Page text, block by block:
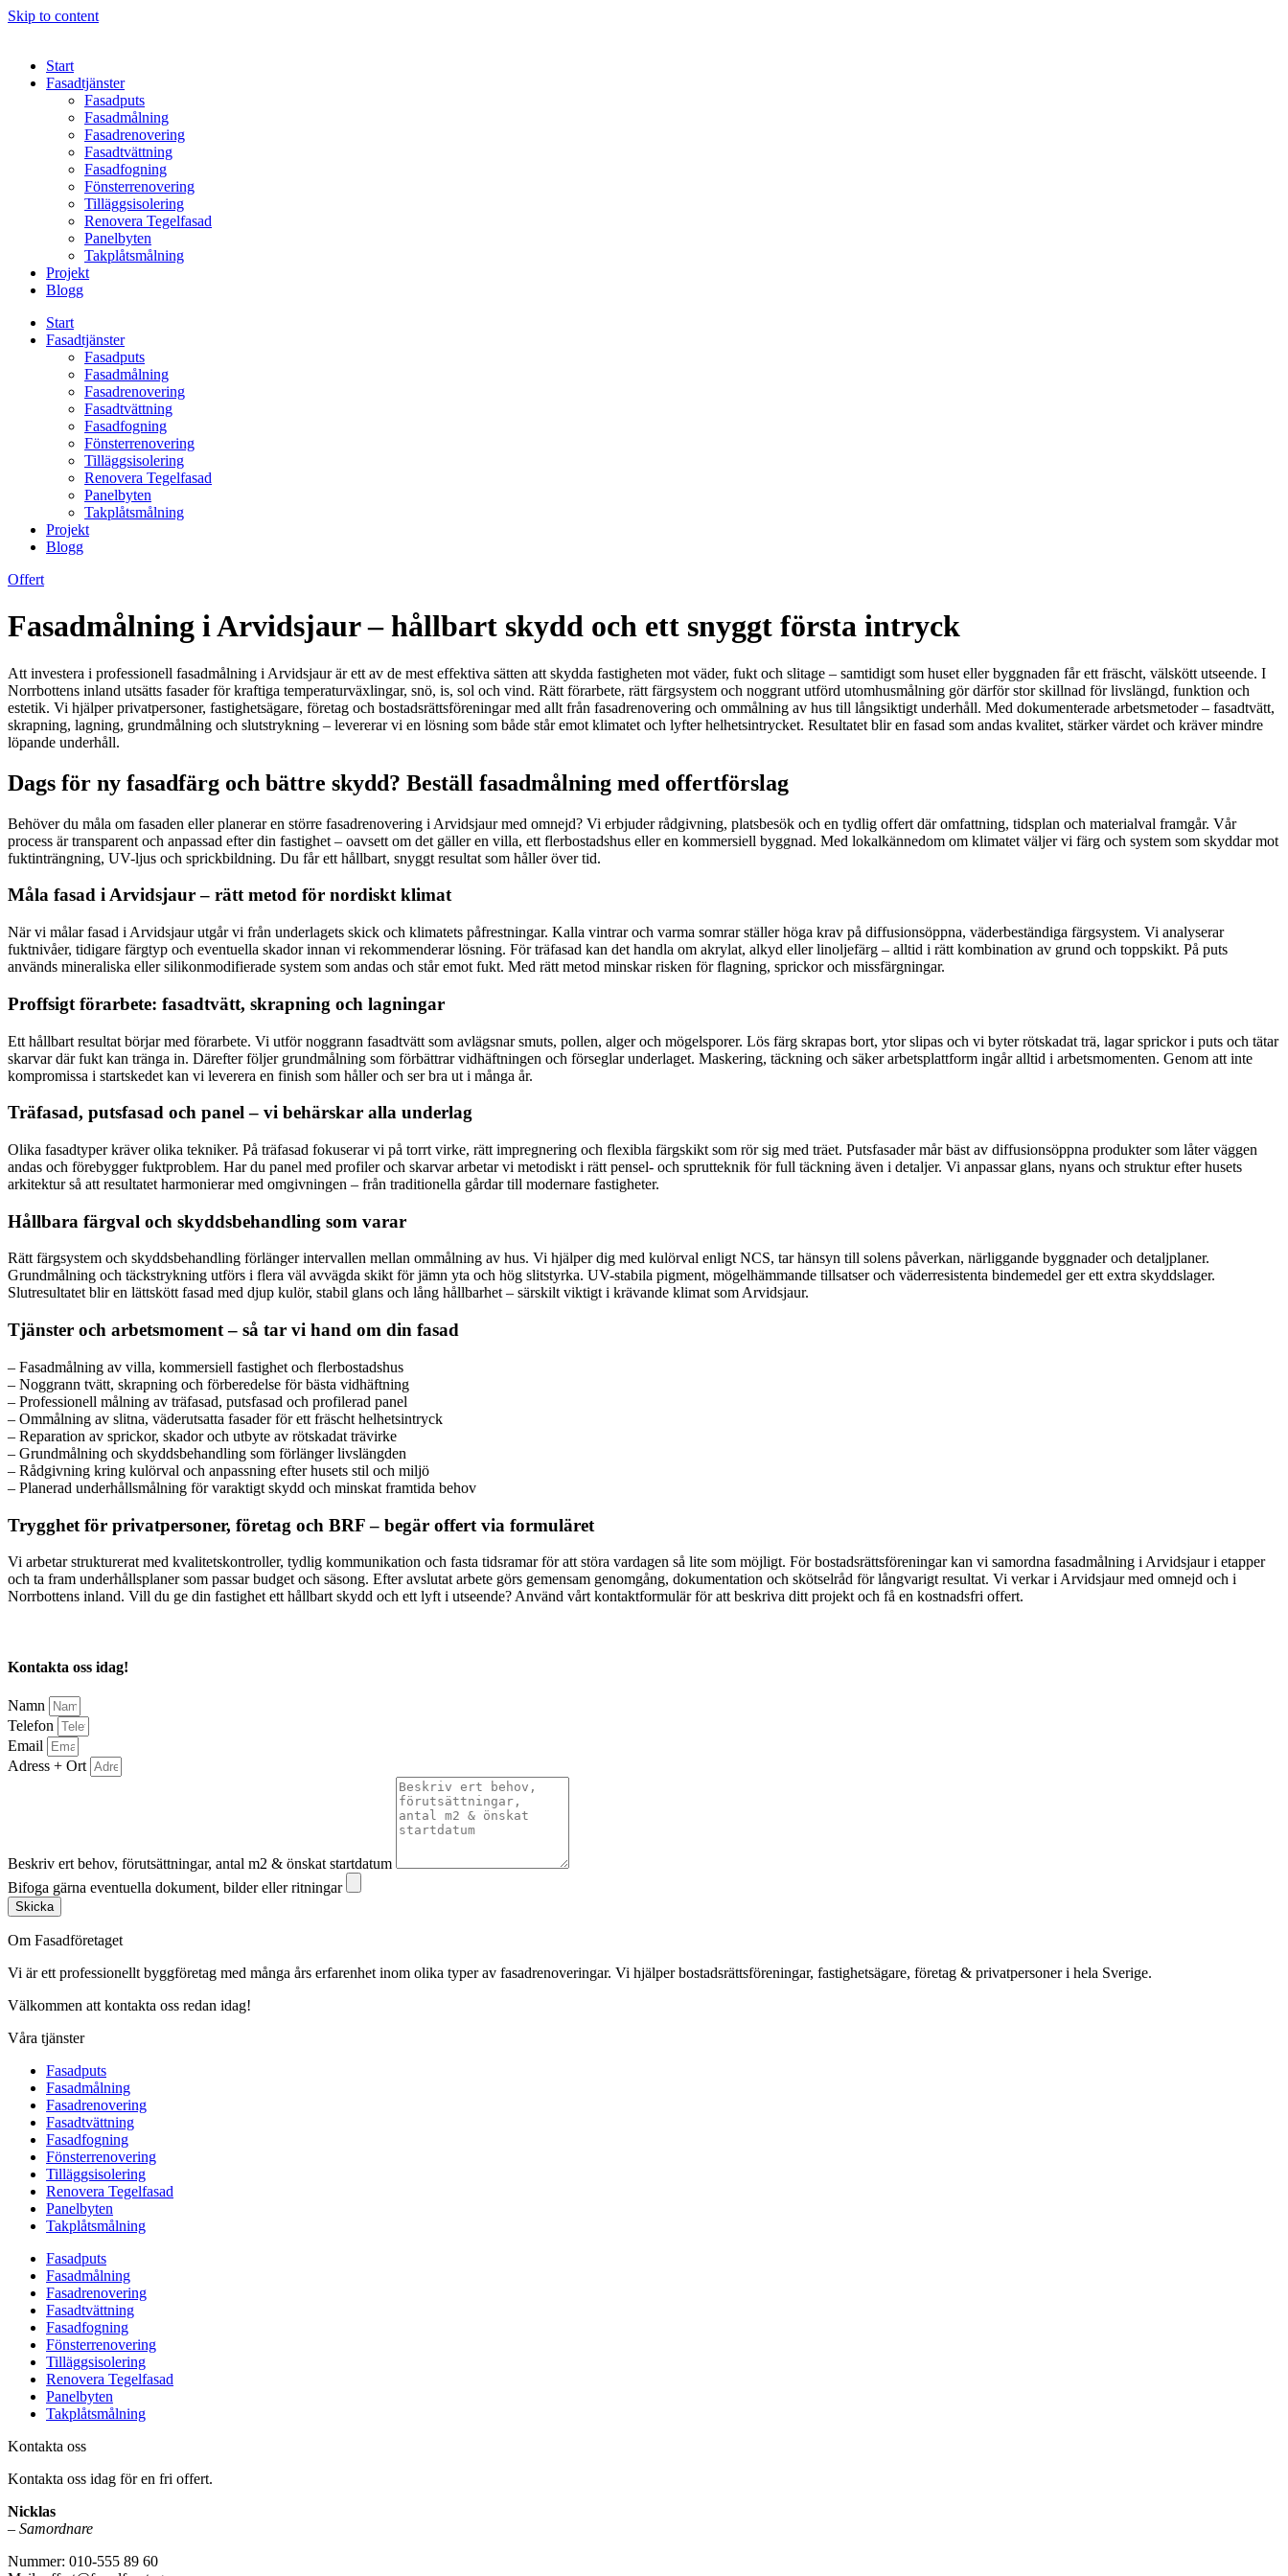
Skip to content
Start
Fasadtjänster
Fasadputs
Fasadmålning
Fasadrenovering
Fasadtvättning
Fasadfogning
Fönsterrenovering
Tilläggsisolering
Renovera Tegelfasad
Panelbyten
Takplåtsmålning
Projekt
Blogg
Start
Fasadtjänster
Fasadputs
Fasadmålning
Fasadrenovering
Fasadtvättning
Fasadfogning
Fönsterrenovering
Tilläggsisolering
Renovera Tegelfasad
Panelbyten
Takplåtsmålning
Projekt
Blogg
Offert
Fasadmålning i Arvidsjaur – hållbart skydd och ett snyggt första intryck
Att investera i professionell fasadmålning i Arvidsjaur är ett av de mest effektiva sätten att skydda fastigheten mot väder, fukt och slitage – samtidigt som huset eller byggnaden får ett fräscht, välskött utseende. I
Norrbottens inland utsätts fasader för kraftiga temperaturväxlingar, snö, is, sol och vind. Rätt förarbete, rätt färgsystem och noggrant utförd utomhusmålning gör därför stor skillnad för livslängd, funktion och
estetik. Vi hjälper privatpersoner, fastighetsägare, företag och bostadsrättsföreningar med allt från fasadrenovering och ommålning av hus till långsiktigt underhåll. Med dokumenterade arbetsmetoder – fasadtvätt,
skrapning, lagning, grundmålning och slutstrykning – levererar vi en lösning som både står emot klimatet och lyfter helhetsintrycket. Resultatet blir en fasad som andas kvalitet, stärker värdet och kräver mindre
löpande underhåll.
Dags för ny fasadfärg och bättre skydd? Beställ fasadmålning med offertförslag
Behöver du måla om fasaden eller planerar en större fasadrenovering i Arvidsjaur med omnejd? Vi erbjuder rådgivning, platsbesök och en tydlig offert där omfattning, tidsplan och materialval framgår. Vår
process är transparent och anpassad efter din fastighet – oavsett om det gäller en villa, ett flerbostadshus eller en kommersiell byggnad. Med lokalkännedom om klimatet väljer vi färg och system som skyddar mot
fuktinträngning, UV-ljus och sprickbildning. Du får ett hållbart, snyggt resultat som håller över tid.
Måla fasad i Arvidsjaur – rätt metod för nordiskt klimat
När vi målar fasad i Arvidsjaur utgår vi från underlagets skick och klimatets påfrestningar. Kalla vintrar och varma somrar ställer höga krav på diffusionsöppna, väderbeständiga färgsystem. Vi analyserar
fuktnivåer, tidigare färgtyp och eventuella skador innan vi rekommenderar lösning. För träfasad kan det handla om akrylat, alkyd eller linoljefärg – alltid i rätt kombination av grund och toppskikt. På puts
används mineraliska eller silikonmodifierade system som andas och står emot fukt. Med rätt metod minskar risken för flagning, sprickor och missfärgningar.
Proffsigt förarbete: fasadtvätt, skrapning och lagningar
Ett hållbart resultat börjar med förarbete. Vi utför noggrann fasadtvätt som avlägsnar smuts, pollen, alger och mögelsporer. Lös färg skrapas bort, ytor slipas och vi byter rötskadat trä, lagar sprickor i puts och tätar
skarvar där fukt kan tränga in. Därefter följer grundmålning som förbättrar vidhäftningen och förseglar underlaget. Maskering, täckning och säker arbetsplattform ingår alltid i arbetsmomenten. Genom att inte
kompromissa i startskedet kan vi leverera en finish som håller och ser bra ut i många år.
Träfasad, putsfasad och panel – vi behärskar alla underlag
Olika fasadtyper kräver olika tekniker. På träfasad fokuserar vi på torrt virke, rätt impregnering och flexibla färgskikt som rör sig med träet. Putsfasader mår bäst av diffusionsöppna produkter som låter väggen
andas och förebygger fuktproblem. Har du panel med profiler och skarvar arbetar vi metodiskt i rätt pensel- och sprutteknik för full täckning även i detaljer. Vi anpassar glans, nyans och struktur efter husets
arkitektur så att resultatet harmonierar med omgivningen – från traditionella gårdar till modernare fastigheter.
Hållbara färgval och skyddsbehandling som varar
Rätt färgsystem och skyddsbehandling förlänger intervallen mellan ommålning av hus. Vi hjälper dig med kulörval enligt NCS, tar hänsyn till solens påverkan, närliggande byggnader och detaljplaner.
Grundmålning och täckstrykning utförs i flera väl avvägda skikt för jämn yta och hög slitstyrka. UV-stabila pigment, mögelhämmande tillsatser och väderresistenta bindemedel ger ett extra skyddslager.
Slutresultatet blir en lättskött fasad med djup kulör, stabil glans och lång hållbarhet – särskilt viktigt i krävande klimat som Arvidsjaur.
Tjänster och arbetsmoment – så tar vi hand om din fasad
– Fasadmålning av villa, kommersiell fastighet och flerbostadshus
– Noggrann tvätt, skrapning och förberedelse för bästa vidhäftning
– Professionell målning av träfasad, putsfasad och profilerad panel
– Ommålning av slitna, väderutsatta fasader för ett fräscht helhetsintryck
– Reparation av sprickor, skador och utbyte av rötskadat trävirke
– Grundmålning och skyddsbehandling som förlänger livslängden
– Rådgivning kring kulörval och anpassning efter husets stil och miljö
– Planerad underhållsmålning för varaktigt skydd och minskat framtida behov
Trygghet för privatpersoner, företag och BRF – begär offert via formuläret
Vi arbetar strukturerat med kvalitetskontroller, tydlig kommunikation och fasta tidsramar för att störa vardagen så lite som möjligt. För bostadsrättsföreningar kan vi samordna fasadmålning i Arvidsjaur i etapper
och ta fram underhållsplaner som passar budget och säsong. Efter avslutat arbete görs gemensam genomgång, dokumentation och skötselråd för långvarigt resultat. Vi verkar i Arvidsjaur med omnejd och i
Norrbottens inland. Vill du ge din fastighet ett hållbart skydd och ett lyft i utseende? Använd vårt kontaktformulär för att beskriva ditt projekt och få en kostnadsfri offert.
Kontakta oss idag!
Namn
Telefon
Email
Adress + Ort
Beskriv ert behov, förutsättningar, antal m2 & önskat startdatum
Bifoga gärna eventuella dokument, bilder eller ritningar
Skicka
Om Fasadföretaget
Vi är ett professionellt byggföretag med många års erfarenhet inom olika typer av fasadrenoveringar. Vi hjälper bostadsrättsföreningar, fastighetsägare, företag & privatpersoner i hela Sverige.
Välkommen att kontakta oss redan idag!
Våra tjänster
Fasadputs
Fasadmålning
Fasadrenovering
Fasadtvättning
Fasadfogning
Fönsterrenovering
Tilläggsisolering
Renovera Tegelfasad
Panelbyten
Takplåtsmålning
Fasadputs
Fasadmålning
Fasadrenovering
Fasadtvättning
Fasadfogning
Fönsterrenovering
Tilläggsisolering
Renovera Tegelfasad
Panelbyten
Takplåtsmålning
Kontakta oss
Kontakta oss idag för en fri offert.
Nicklas
– Samordnare
Nummer: 010-555 89 60